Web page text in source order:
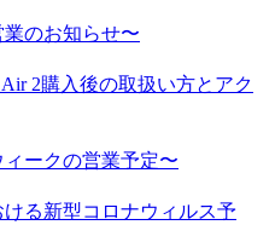
のお知らせ〜
2購入後の取扱い方とアク
ークの営業予定〜
る新型コロナウィルス予